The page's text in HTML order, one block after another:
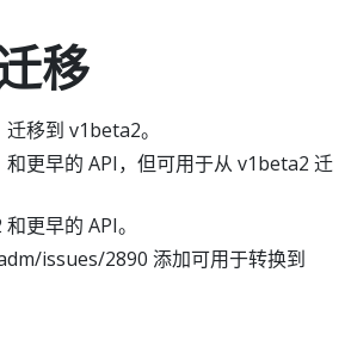
移
移到 v1beta2。
更早的 API，但可用于从 v1beta2 迁
更早的 API。
issues/2890 添加可用于转换到